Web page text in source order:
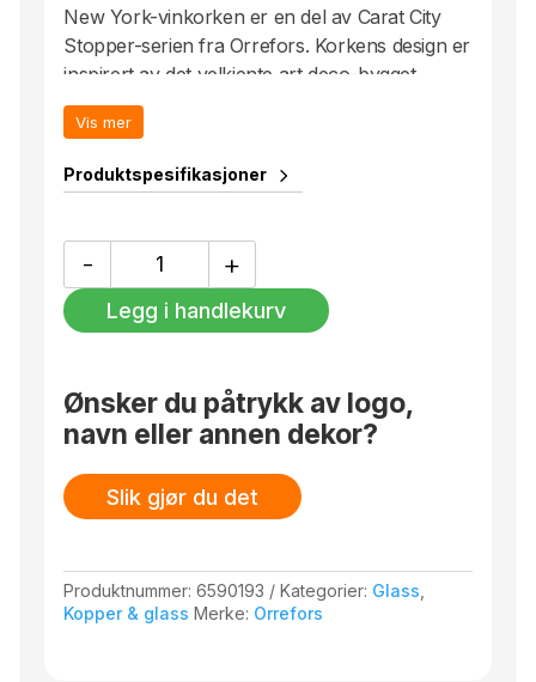
New York-vinkorken er en del av Carat City
Stopper-serien fra Orrefors. Korkens design er
inspirert av det velkjente art deco-bygget
Chrysler Building i New York. Vinkorken har
en kjegleformet underdel som er gummibelagt
av Lena Bergström.
Vis mer
Produktspesifikasjoner
-
City
Stopper
New
+
Legg i handlekurv
Ønsker du påtrykk av logo,
navn eller annen dekor?
Slik gjør du det
Produktnummer:6590193 Kategorier: Glass
Kopper & glass Merke: Orrefors